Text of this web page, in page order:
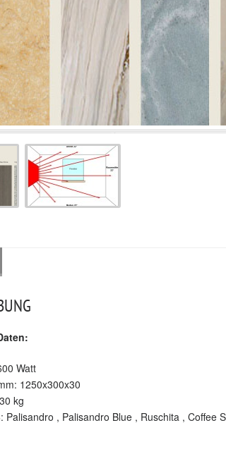
Watt
1250x300x30
kg
Palisandro , Palisandro Blue , Ruschita , Coffee